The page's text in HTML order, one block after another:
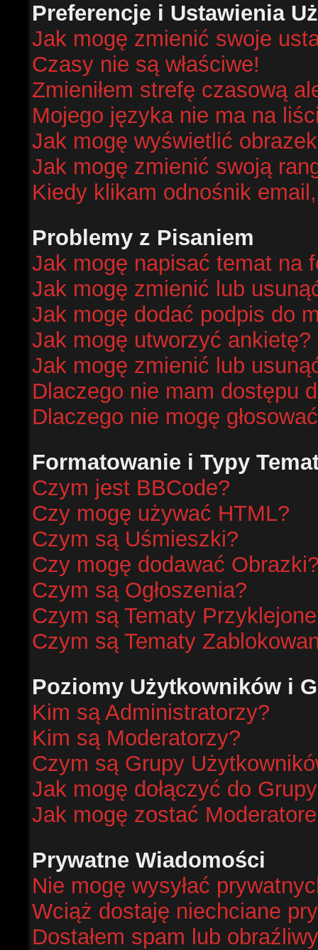
Preferencje i Ustawienia
Jak mogę zmienić swoje
Czasy nie są właściwe!
Zmieniłem strefę czasową
Mojego języka nie ma na
Jak mogę wyświetlić
Jak mogę zmienić swoją
Kiedy klikam odnośnik
Problemy z Pisaniem
Jak mogę napisać temat na
Jak mogę zmienić lub
Jak mogę dodać podpis do
Jak mogę utworzyć ankietę?
Jak mogę zmienić lub
Dlaczego nie mam dostępu
Dlaczego nie mogę
Formatowanie i Typy
Czym jest BBCode?
Czy mogę używać HTML?
Czym są Uśmieszki?
Czy mogę dodawać
Czym są Ogłoszenia?
Czym są Tematy
Czym są Tematy
Poziomy Użytkowników i
Kim są Administratorzy?
Kim są Moderatorzy?
Czym są Grupy
Jak mogę dołączyć do
Jak mogę zostać
Prywatne Wiadomości
Nie mogę wysyłać
Wciąż dostaję niechciane
Dostałem spam lub